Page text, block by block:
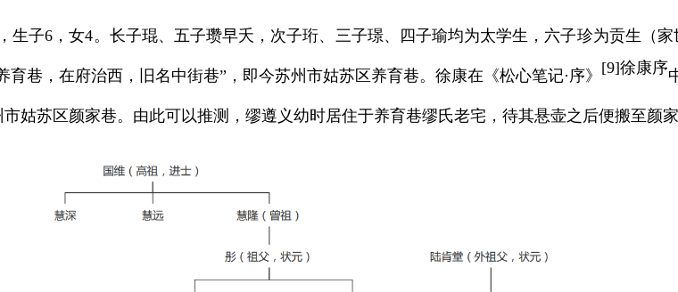
生子6 ，女4。长子琨、五子瓒早夭，次子珩、三子璟、四子瑜均为太学生，六子珍为贡生（
育巷，在府治西，旧名中街巷”，即今苏州市姑苏区养育巷。徐康在《松心笔记·序》 [9]徐康序
姑苏区颜家巷。由此可以推测，缪遵义幼时居住于养育巷缪氏老宅，待其悬壶之后便搬至颜